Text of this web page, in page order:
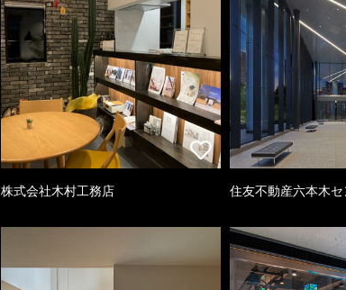
株式会社木村工務店 住友不動産六本木